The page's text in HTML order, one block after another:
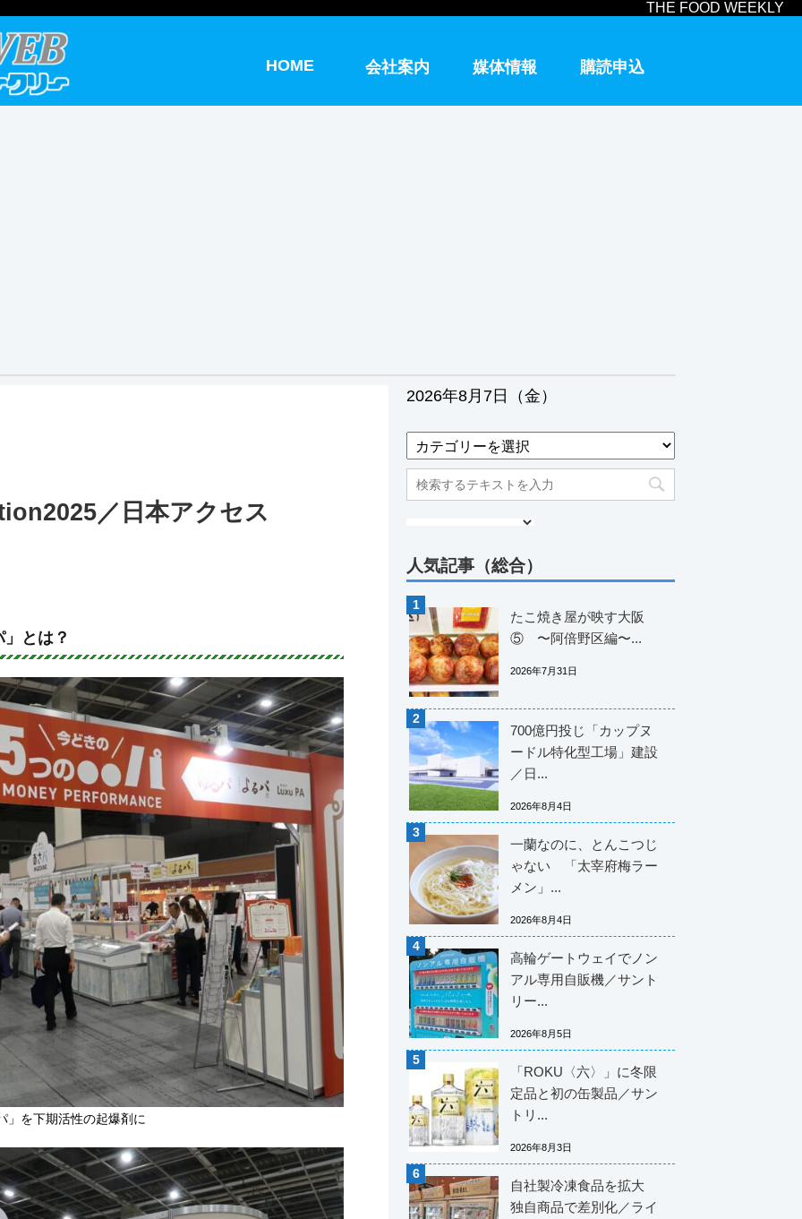
THE FOOD WEEKLY
HOME 会社案内 媒体情報 購読申込
／日本アクセス
とは？
」を下期活性の起爆剤に
2026年8月7日（金）
人気記事（総合）
たこ焼き屋が映す大阪
⑤ 〜阿倍野区編〜...
2026年7月31日
700億円投じ「カップヌ
ードル特化型工場」建設
／日...
2026年8月4日
一蘭なのに、とんこつじ
ゃない 「太宰府梅ラー
メン」...
2026年8月4日
高輪ゲートウェイでノン
アル専用自販機／サント
リー...
2026年8月5日
「ROKU〈六〉」に冬限
定品と初の缶製品／サン
トリ...
2026年8月3日
自社製冷凍食品を拡大
独自商品で差別化／ライ